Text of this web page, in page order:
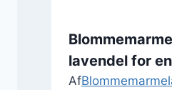
lavendel for
Af